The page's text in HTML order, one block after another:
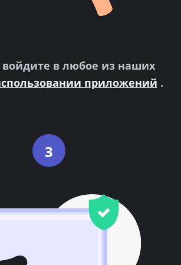
войдите в любое из наших
приложений .
3